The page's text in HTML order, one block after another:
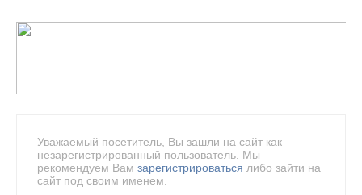
Уважаемый посетитель, Вы зашли на сайт как
незарегистрированный пользователь. Мы
рекомендуем Вам зарегистрироваться либо зайти на
сайт под своим именем.